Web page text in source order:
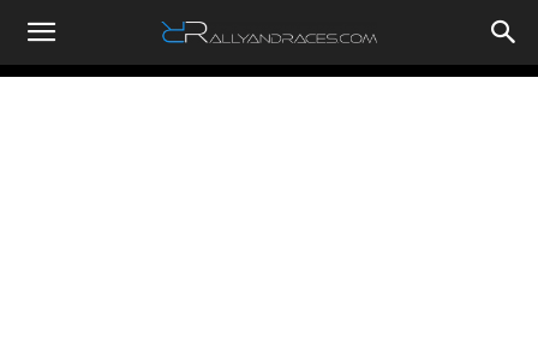
RallyandRaces.com